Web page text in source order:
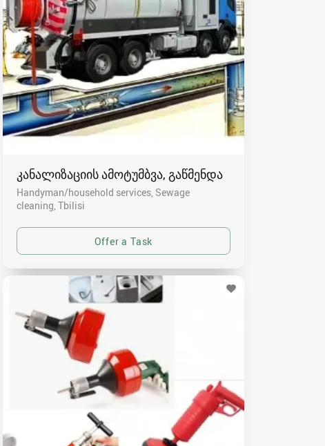
კანალიზაციის ამოტუმბვა, გაწმენდა
Handyman/household services, Sewage
cleaning Tbilisi